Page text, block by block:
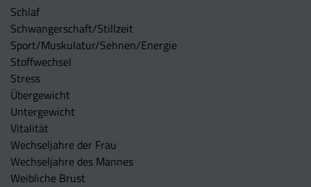
Schlaf
Schwangerschaft/Stillzeit
Sport/Muskulatur/Sehnen/Energie
Stoffwechsel
Stress
Übergewicht
Untergewicht
Vitalität
Wechseljahre der Frau
Wechseljahre des Mannes
Weibliche Brust